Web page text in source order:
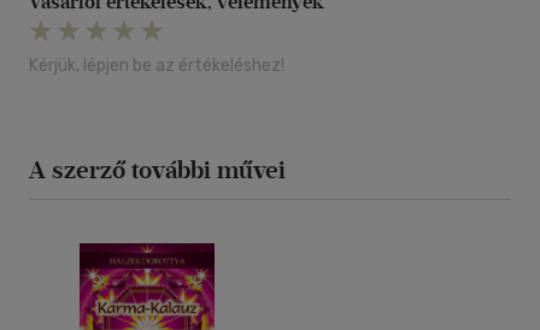
Kérjük, lépjen be az értékeléshez!
A szerző további művei